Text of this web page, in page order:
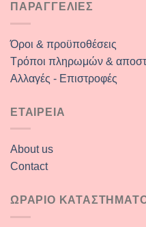
ΠΑΡΑΓΓΕΛΙΕΣ
Όροι & προϋποθέσεις
Τρόποι πληρωμών &
Αλλαγές - Επιστροφές
ΕΤΑΙΡΕΙΑ
About us
Contact
ΩΡΑΡΙΟ